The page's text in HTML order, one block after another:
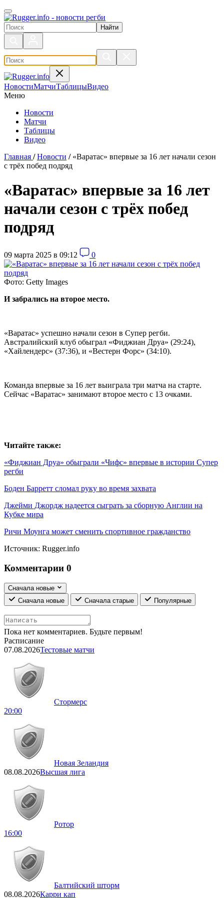
Поиск по сайту
НовостиМатчиТаблицыВидео
Меню
Новости
Матчи
Таблицы
Видео
Главная / Новости / «Варатас» впервые за 16 лет начали сезон
с трёх побед подряд
«Варатас» впервые за 16 лет
начали сезон с трёх побед
подряд
09 марта 2025 в 09:12 0
Фото: Getty Images
И забрались на второе место.
«Варатас» успешно начали сезон в Супер регби.
Австралийский клуб обыграл «Фиджиан Друа» (29:24),
«Хайлендерс» (37:36), и «Вестерн Форс» (34:10).
Команда впервые за 16 лет выиграла три матча на старте.
Сейчас «Варатас» занимают второе место с 13 очками.
Читайте также:
«Фиджиан Друа» обыграли «Чифс» впервые в истории Супер
регби
Боден Барретт сломал руку во время захвата
Джейми Джордж надеется сыграть за сборную Англии на
Кубке мира
Ричи Моунга может сменить спортивное гражданство
Источник: Rugger.info
Комментарии 0
Сначала новые
Сначала новые
Сначала старые Популярные
Пока нет комментариев. Будьте первым!
Расписание
07.08.2026Тестовые матчи
Стормерс
20:00
Новая Зеландия
08.08.2026Высшая лига
Ротор
16:00
Балтийский шторм
08.08.2026Карри кап